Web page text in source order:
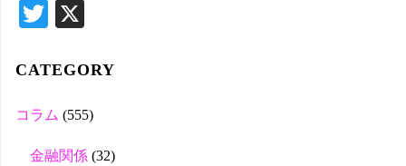
T
tte
CATEGORY
コラム (555)
金融関係 (32)